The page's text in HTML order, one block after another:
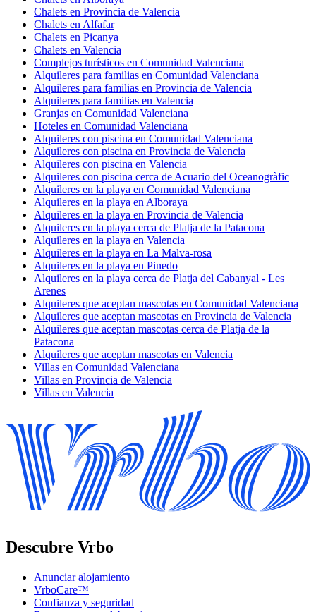
Chalets en Provincia de Valencia
Chalets en Alfafar
Chalets en Picanya
Chalets en Valencia
Complejos turísticos en Comunidad Valenciana
Alquileres para familias en Comunidad Valenciana
Alquileres para familias en Provincia de Valencia
Alquileres para familias en Valencia
Granjas en Comunidad Valenciana
Hoteles en Comunidad Valenciana
Alquileres con piscina en Comunidad Valenciana
Alquileres con piscina en Provincia de Valencia
Alquileres con piscina en Valencia
Alquileres con piscina cerca de Acuario del Oceanogràfic
Alquileres en la playa en Comunidad Valenciana
Alquileres en la playa en Alboraya
Alquileres en la playa en Provincia de Valencia
Alquileres en la playa cerca de Platja de la Patacona
Alquileres en la playa en Valencia
Alquileres en la playa en La Malva-rosa
Alquileres en la playa en Pinedo
Alquileres en la playa cerca de Platja del Cabanyal - Les
Arenes
Alquileres que aceptan mascotas en Comunidad Valenciana
Alquileres que aceptan mascotas en Provincia de Valencia
Alquileres que aceptan mascotas cerca de Platja de la
Patacona
Alquileres que aceptan mascotas en Valencia
Villas en Comunidad Valenciana
Villas en Provincia de Valencia
Villas en Valencia
Descubre Vrbo
Anunciar alojamiento
VrboCare™
Confianza y seguridad